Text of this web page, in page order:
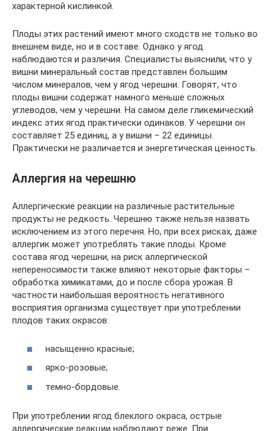
характерной кислинкой.
Плоды этих растений имеют много сходств не только во
внешнем виде, но и в составе. Однако у ягод
наблюдаются и различия. Специалисты выяснили, что у
вишни минеральный состав представлен большим
числом минералов, чем у ягод черешни. Говорят, что
плоды вишни содержат намного меньше сложных
углеводов, чем у черешни. На самом деле гликемический
индекс этих ягод практически одинаков. У черешни он
составляет 25 единиц, а у вишни – 22 единицы.
Практически не различается и энергетическая ценность.
Аллергия на черешню
Аллергические реакции на различные растительные
продукты не редкость. Черешню также нельзя назвать
исключением из этого перечня. Но, при всех рисках, даже
аллергик может употреблять такие плоды. Кроме
состава ягод черешни, на риск аллергической
непереносимости также влияют некоторые факторы –
обработка химикатами, до и после сбора урожая. В
частности наибольшая вероятность негативного
восприятия организма существует при употреблении
плодов таких окрасов:
насыщенно красные;
ярко-розовые;
темно-бордовые.
При употреблении ягод блеклого окраса, острые
аллергические реакции наблюдают реже. При